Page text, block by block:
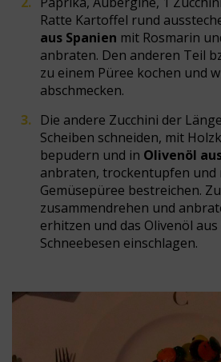
Ratte Kartoffel rund
aus Spanien mit Rosmarin
anbraten. Den anderen Teil
zu einem Püree kochen und
abschmecken.
Die andere Zucchini der
Scheiben schneiden, mit
bepudern und in Olivenöl
anbraten, trockentupfen und
Gemüsepüree bestreichen.
zusammendrehen und
erhitzen und das Olivenöl
Schneebesen einschlagen.